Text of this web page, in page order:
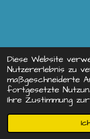
Diese Website
Nutzererlebnis zu
maßgeschneiderte
fortgesetzte
Ihre Zustimmung